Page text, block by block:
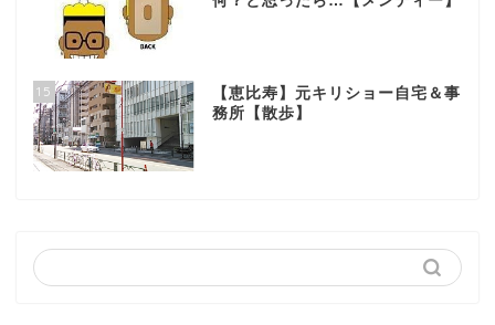
15
【恵比寿】元キリショー自宅＆事
務所【散歩】